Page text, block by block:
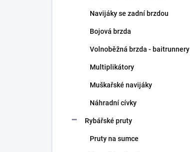
Navijáky se zadní brzdou
Bojová brzda
Volnoběžná brzda - baitrunnery
Multiplikátory
Muškařské navijáky
Náhradní cívky
Rybářské pruty
Pruty na sumce